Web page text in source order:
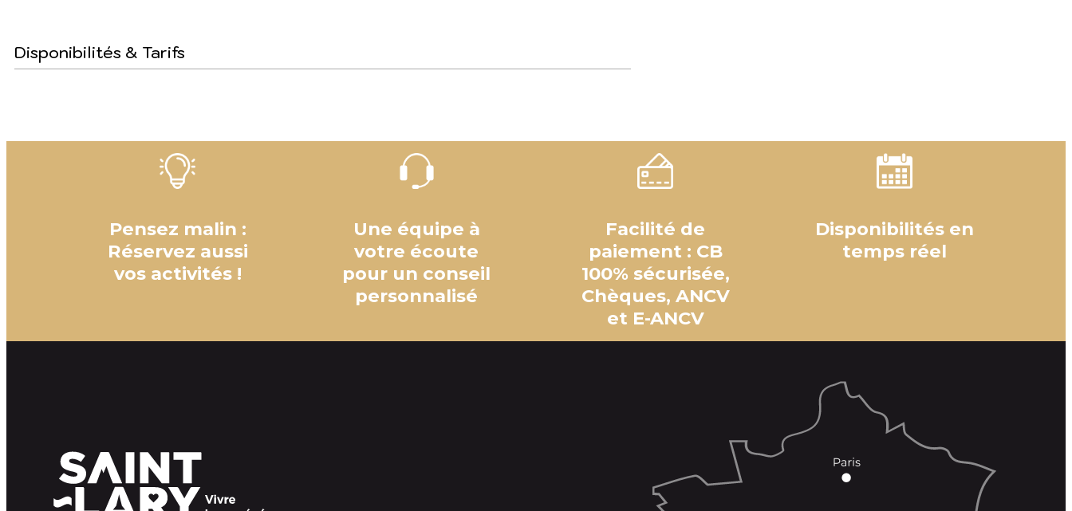
Disponibilités & Tarifs
Pensez malin :
Réservez aussi
vos activités !
Une équipe à
votre écoute
pour un conseil
personnalisé
Facilité de
paiement : CB
100% sécurisée,
Chèques, ANCV
et E-ANCV
Disponibilités en
temps réel